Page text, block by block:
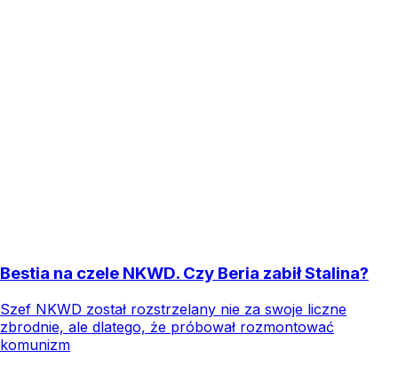
Bestia na czele NKWD. Czy Beria zabił Stalina?
Szef NKWD został rozstrzelany nie za swoje liczne
zbrodnie, ale dlatego, że próbował rozmontować
komunizm